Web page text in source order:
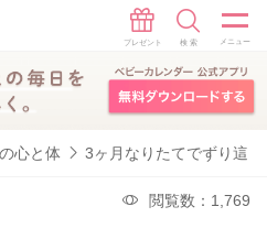
心と体 3ヶ月なりたてでずり這
閲覧数：1,769